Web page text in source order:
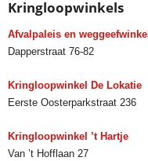
Kringloopwinkels
Afvalpaleis en weggeefwinkel
Dapperstraat 76-82
Kringloopwinkel De Lokatie
Eerste Oosterparkstraat 236
Kringloopwinkel ’t Hartje
Van ’t Hofflaan 27